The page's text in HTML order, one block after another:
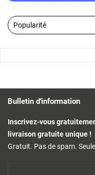
Bulletin d'information
Inscrivez-vous
livraison gratuite unique !
Gratuit. Pas de spam.